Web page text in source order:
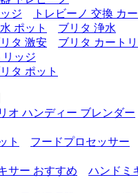
ジ
トレビーノ 交換 カ
ポット
ブリタ 浄水
タ 激安
ブリタ カート
リッジ
タ ポット
オ ハンディー ブレンダー
ト
フードプロセッサー
サー おすすめ
ハンドミ